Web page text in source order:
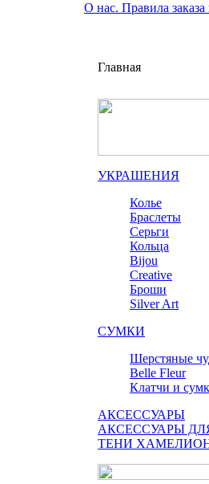
О нас. Правила заказа
Главная
УКРАШЕНИЯ
Колье
Браслеты
Серьги
Кольца
Bijou
Сreative
Броши
Silver Art
СУМКИ
Шерстяные
Belle Fleur
Клатчи и
АКСЕССУАРЫ
АКСЕССУАРЫ
ТЕНИ